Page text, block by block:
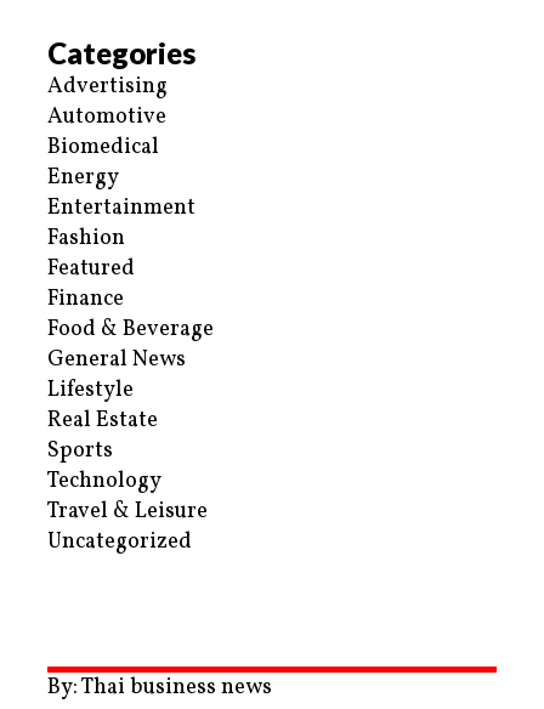
Categories
Advertising
Automotive
Biomedical
Energy
Entertainment
Fashion
Featured
Finance
Food & Beverage
General News
Lifestyle
Real Estate
Sports
Technology
Travel & Leisure
Uncategorized
By: Thai business news